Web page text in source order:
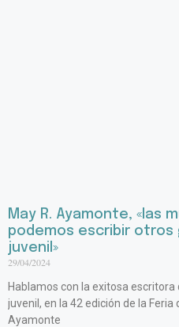
May R. Ayamonte, «las
podemos escribir otros
juvenil»
29/04/2024
Hablamos con la exitosa
juvenil, en la 42 edición de la Feria
Ayamonte